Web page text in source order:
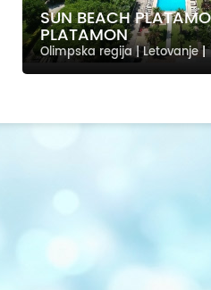
SUN BEACH
PLATAMON
Olimpska regija | Letovanje|